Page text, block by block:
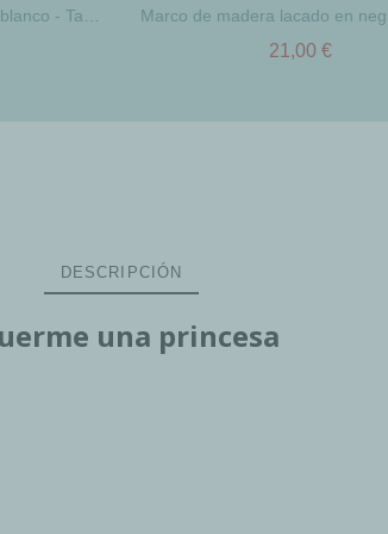
21,00 €
DESCRIPCIÓN
una princesa